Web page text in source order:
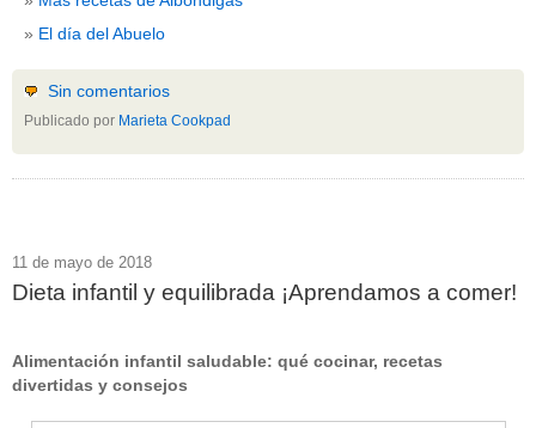
El día del Abuelo
Sin comentarios
Publicado por Marieta Cookpad
11 de mayo de 2018
Dieta infantil y equilibrada ¡Aprendamos a comer!
Alimentación infantil saludable: qué cocinar, recetas
divertidas y consejos